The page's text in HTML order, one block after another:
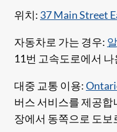
위치: 37 Main Street
자동차로 가는 경우:
11번 고속도로에서
대중 교통 이용:
버스 서비스를 제공합
장에서 동쪽으로 도보